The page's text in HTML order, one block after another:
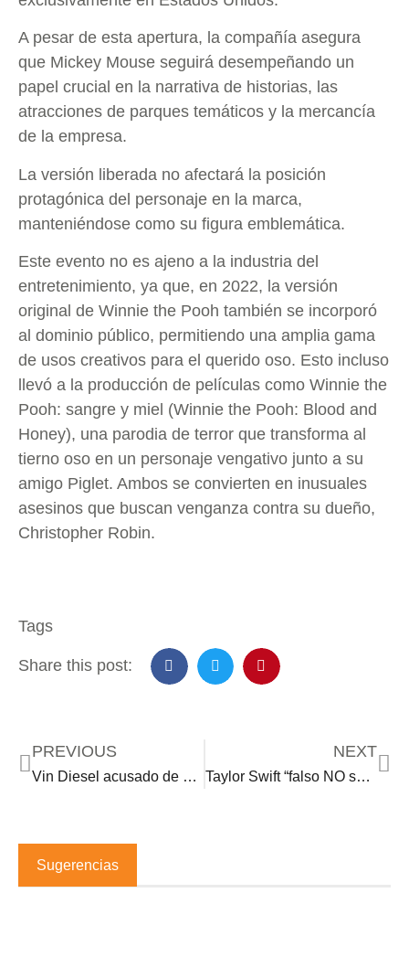
A pesar de esta apertura, la compañía asegura
que Mickey Mouse seguirá desempeñando un
papel crucial en la narrativa de historias, las
atracciones de parques temáticos y la mercancía
de la empresa.
La versión liberada no afectará la posición
protagónica del personaje en la marca,
manteniéndose como su figura emblemática.
Este evento no es ajeno a la industria del
entretenimiento, ya que, en 2022, la versión
original de Winnie the Pooh también se incorporó
al dominio público, permitiendo una amplia gama
de usos creativos para el querido oso. Esto incluso
llevó a la producción de películas como Winnie the
Pooh: sangre y miel (Winnie the Pooh: Blood and
Honey), una parodia de terror que transforma al
tierno oso en un personaje vengativo junto a su
amigo Piglet. Ambos se convierten en inusuales
asesinos que buscan venganza contra su dueño,
Christopher Robin.
Tags
Share this post:
PREVIOUS
Vin Diesel acusado de agresión sexual
NEXT
Taylor Swift “falso NO soy gay”
Sugerencias